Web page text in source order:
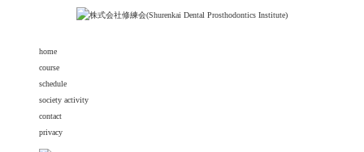
home
course
schedule
society activity
contact
privacy